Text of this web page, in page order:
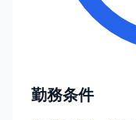
勤務条件